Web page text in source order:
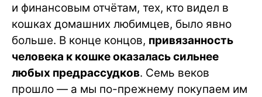
и финансовым отчётам, тех, кто видел в
кошках домашних любимцев, было явно
больше. В конце концов, привязанность
человека к кошке оказалась сильнее
любых предрассудков. Семь веков
прошло — а мы по-прежнему покупаем им